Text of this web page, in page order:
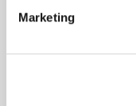
Marketing
DIE GANZE VIELFALT
NORDSEEKÜSTE
(djd). Seit Jahren zieht